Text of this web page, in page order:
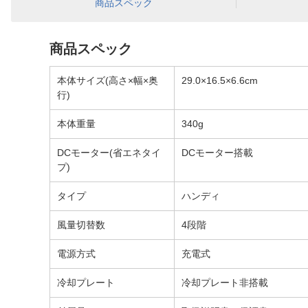
商品スペック
商品スペック
本体サイズ(高さ×幅×奥
行)
29.0×16.5×6.6cm
本体重量 340g
DCモーター(省エネタイ
プ)
DCモーター搭載
タイプ ハンディ
風量切替数 4段階
電源方式 充電式
冷却プレート 冷却プレート非搭載